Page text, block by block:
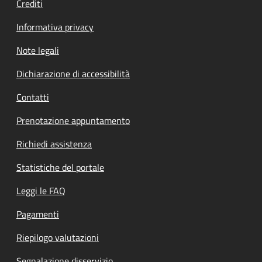
Crediti
Informativa privacy
Note legali
Dichiarazione di accessibilità
Contatti
Prenotazione appuntamento
Richiedi assistenza
Statistiche del portale
Leggi le FAQ
Pagamenti
Riepilogo valutazioni